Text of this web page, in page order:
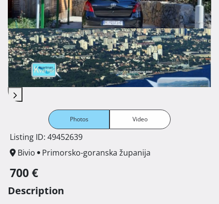
Photos Video
Listing ID: 49452639
Bivio
Primorsko-goranska županija
700 €
Description